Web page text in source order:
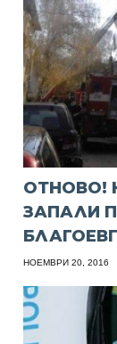
ОТНОВО!
ЗАПАЛИ
НОЕМВРИ 20, 2016